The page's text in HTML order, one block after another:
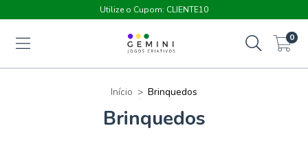
Utilize o Cupom: CLIENTE10
0
Início > Brinquedos
Brinquedos